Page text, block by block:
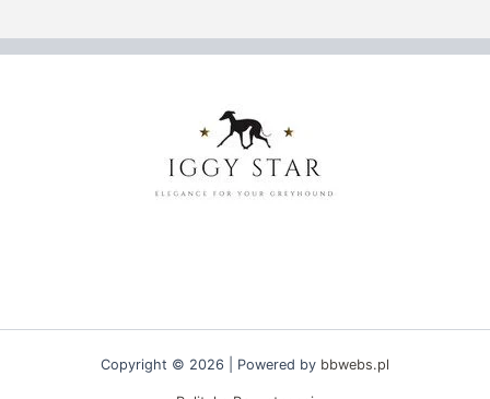
Copyright © 2026 | Powered by bbwebs.pl